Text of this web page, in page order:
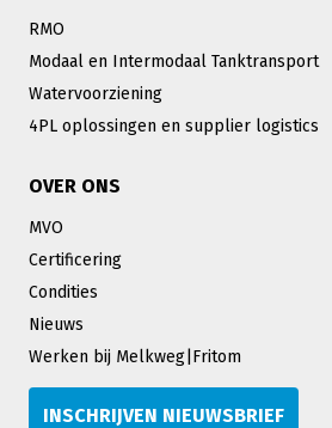
RMO
Modaal en Intermodaal Tanktransport
Watervoorziening
4PL oplossingen en supplier logistics
OVER ONS
MVO
Certificering
Condities
Nieuws
Werken bij Melkweg|Fritom
INSCHRIJVEN NIEUWSBRIEF